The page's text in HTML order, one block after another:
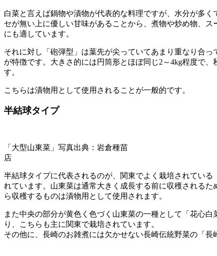
白菜と言えば鍋物や漬物が代表的な料理ですが、水分が多
セが無い上に優しい甘味があることから、煮物や炒め物、
にも適しています。
それに対し「砲弾型」は葉先が尖っていてあまり重なり合
が特徴です。大きさ的には円筒形とほぼ同じ2～4kg程度で
す。
こちらは漬物用として使用されることが一般的です。
半結球タイプ
「大型山東菜」写真出典：岩倉種苗
店
半結球タイプに代表されるのが、関東でよく栽培されてい
れています。山東菜は通常大きく成長する前に収穫される
ら収穫するものは漬物用として使用されます。
また中央の部分が黄色く色づく山東菜の一種として「花心
り、こちらも主に関東で栽培されています。
その他に、長崎のお雑煮には欠かせない長崎伝統野菜の「